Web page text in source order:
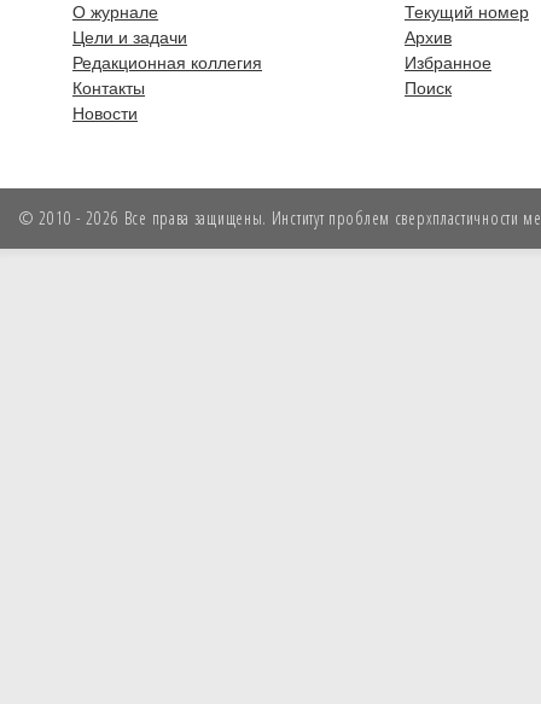
О журнале
Цели и задачи
Редакционная коллегия
Контакты
Новости
Текущий номер
Архив
Избранное
Поиск
© 2010 - 2026 Все права защищены. Институт проблем сверхпластичности